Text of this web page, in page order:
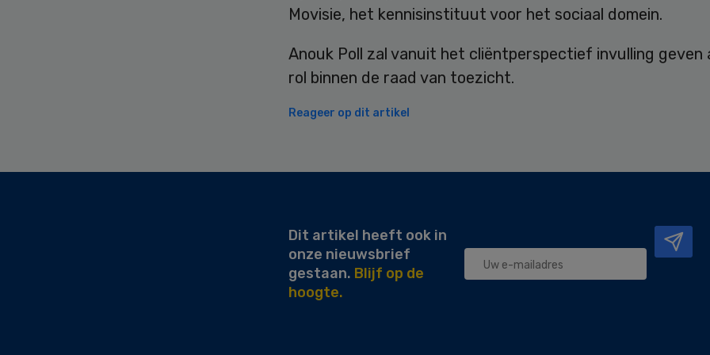
Movisie, het kennisinstituut voor het sociaal domein.
Anouk Poll zal vanuit het cliëntperspectief invulling geven
rol binnen de raad van toezicht.
Reageer op dit artikel
Dit artikel heeft ook in
onze nieuwsbrief
gestaan. Blijf op de
hoogte.